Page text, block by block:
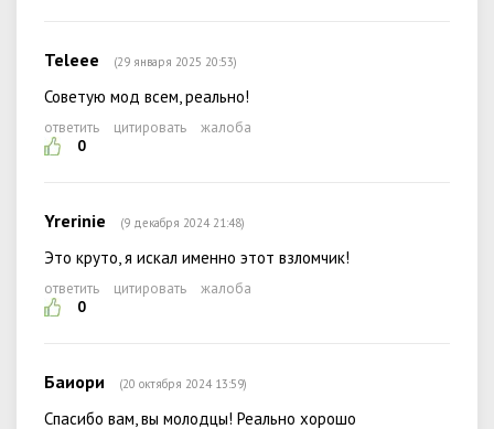
Teleee (29 января 2025 20:53)
Советую мод всем, реально!
ответить цитировать
жалоба
0
Yrerinie (9 декабря 2024 21:48)
Это круто, я искал именно этот взломчик!
ответить цитировать
жалоба
0
Баиори (20 октября 2024 13:59)
Спасибо вам, вы молодцы! Реально хорошо